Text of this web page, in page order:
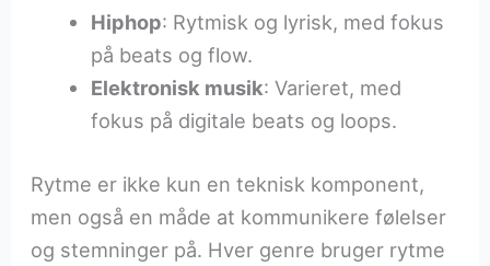
Hiphop: Rytmisk og lyrisk, med fokus
på beats og flow.
Elektronisk musik: Varieret, med
fokus på digitale beats og loops.
Rytme er ikke kun en teknisk komponent,
men også en måde at kommunikere følelser
og stemninger på. Hver genre bruger rytme